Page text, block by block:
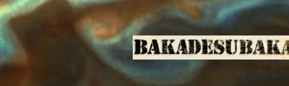
コ
ン
ン
ツ